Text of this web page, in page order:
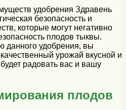
удобрения Здравень
безопасность и
которые могут негативно
плодов тыквы.
данного удобрения, вы
урожай вкусной и
радовать вас и вашу
плодов